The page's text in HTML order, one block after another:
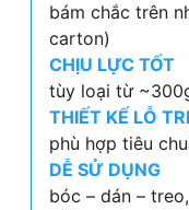
bám chắc trên
carton)
CHỊU LỰC TỐT
tùy loại từ
THIẾT KẾ LỖ
phù hợp tiêu
DỄ SỬ DỤNG
bóc – dán –